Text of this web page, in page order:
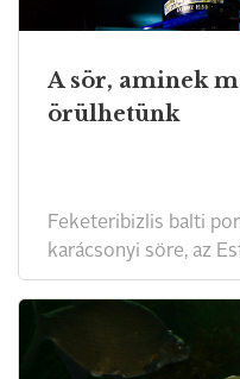
A sör, aminek
örülhetünk
Feketeribizlis balti
karácsonyi söre, az